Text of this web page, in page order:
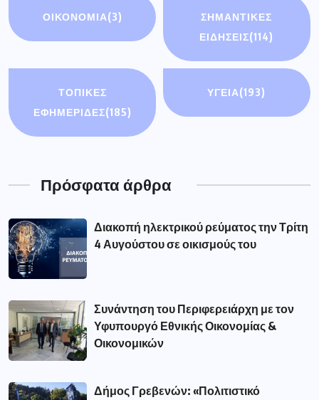
ΟΙΚΟΝΟΜΊΑ(3)
ΣΗΜΑΝΤΙΚΈΣ
ΕΙΔΉΣΕΙΣ(114)
ΤΟΠΙΚΕΣ
ΕΦΗΜΕΡΙΔΕΣ(185)
ΥΓΕΙΑ(193)
Πρόσφατα άρθρα
Διακοπή ηλεκτρικού ρεύματος την Τρίτη
4 Αυγούστου σε οικισμούς του
Συνάντηση του Περιφερειάρχη με τον
Υφυπουργό Εθνικής Οικονομίας &
Οικονομικών
Δήμος Γρεβενών: «Πολιτιστικό